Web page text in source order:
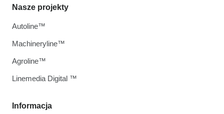
Informacja
Nasze projekty
Autoline™
Machineryline™
Agroline™
Linemedia Digital ™